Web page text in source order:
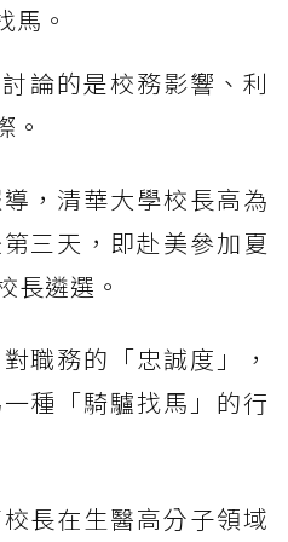
馬。
論的是校務影響、利
。
，清華大學校長高為
三天，即赴美參加夏
長遴選。
職務的「忠誠度」，
種「騎驢找馬」的行
長在生醫高分子領域